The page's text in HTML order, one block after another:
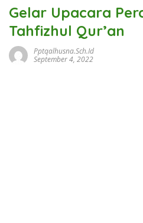
Gelar Upacara
Tahfizhul Qur’an
Pptqalhusna.sch.id
September 4, 2022